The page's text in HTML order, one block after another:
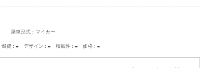
乗車形式：マイカー
燃費 - デザイン - 積載性 - 価格 -